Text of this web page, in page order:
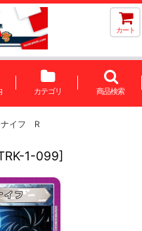
カート
カテゴリ 商品検索
ナイフ R
1-099]